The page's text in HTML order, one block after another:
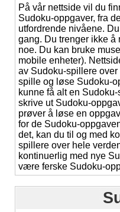
På vår nettside vil du
Sudoku-oppgaver, fra
utfordrende nivåene.
gang. Du trenger ikke å
noe. Du kan bruke
mobile enheter).
av Sudoku-spillere
spille og løse Sudoku-
kunne få alt en
skrive ut Sudoku-
prøver å løse en
for de Sudoku-
det, kan du til og med
spillere over hele
kontinuerlig med nye
være ferske Sudoku-